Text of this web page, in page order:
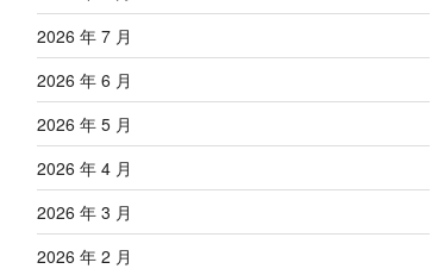
2026 年 7 月
2026 年 6 月
2026 年 5 月
2026 年 4 月
2026 年 3 月
2026 年 2 月